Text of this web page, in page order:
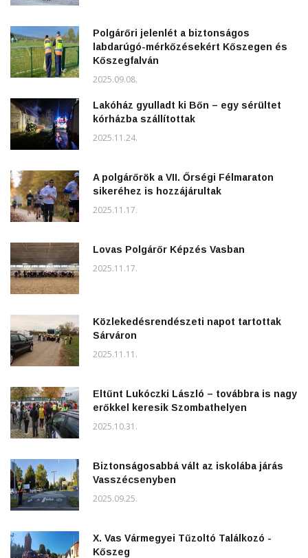
Polgárőri jelenlét a biztonságos
labdarúgó-mérkőzésekért Kőszegen és
Kőszegfalván
2025.09.08.
Lakóház gyulladt ki Bőn – egy sérültet
kórházba szállítottak
2025.11.24.
A polgárőrök a VII. Őrségi Félmaraton
sikeréhez is hozzájárultak
2025.11.17.
Lovas Polgárőr Képzés Vasban
2025.11.17.
Közlekedésrendészeti napot tartottak
Sárváron
2025.11.11.
Eltűnt Lukóczki László – továbbra is nagy
erőkkel keresik Szombathelyen
2025.10.31.
Biztonságosabbá vált az iskolába járás
Vasszécsenyben
2025.09.25.
X. Vas Vármegyei Tűzoltó Találkozó -
Kőszeg